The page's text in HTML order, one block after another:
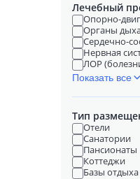
Лечебный
Опорно-
Органы
Сердечно-
Нервная
ЛОР
Показать все
Тип
Отели
Санатории
Пансионаты
Коттеджи
Базы отдыха